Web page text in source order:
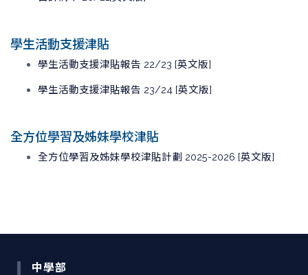
學生活動支援津貼
學生活動支援津貼報告 22/23 [英文版]
學生活動支援津貼報告 23/24 [英文版]
全方位學習及姊妹學校津貼
全方位學習及姊妹學校津貼計劃 2025-2026 [英文版]
中學部